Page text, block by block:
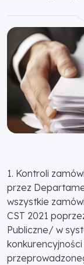
1. Kontroli
przez
wszystkie
CST 2021
Publiczne/ w